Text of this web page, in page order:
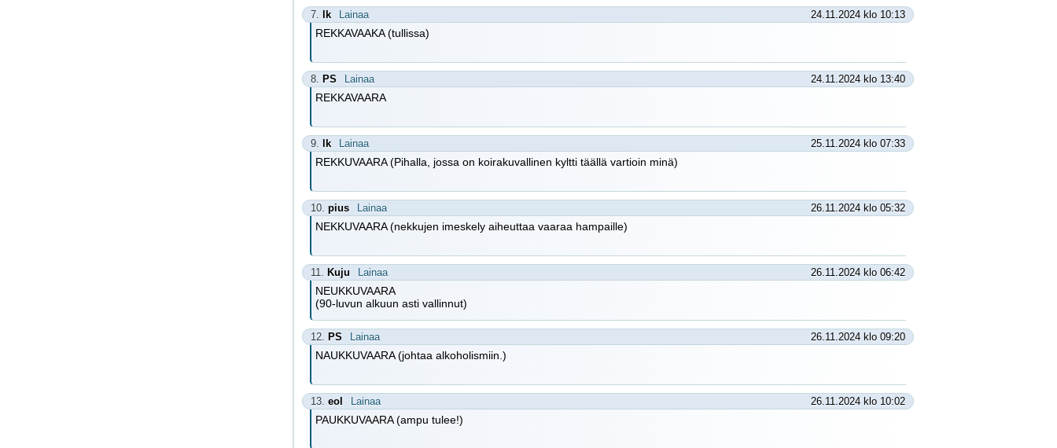
7. lk Lainaa 24.11.2024 klo 10:13
REKKAVAAKA (tullissa)
8. PS Lainaa 24.11.2024 klo 13:40
REKKAVAARA
9. lk Lainaa 25.11.2024 klo 07:33
REKKUVAARA (Pihalla, jossa on koirakuvallinen kyltti täällä vartioin minä)
10. pius Lainaa 26.11.2024 klo 05:32
NEKKUVAARA (nekkujen imeskely aiheuttaa vaaraa hampaille)
11. Kuju Lainaa 26.11.2024 klo 06:42
NEUKKUVAARA
(90-luvun alkuun asti vallinnut)
12. PS Lainaa 26.11.2024 klo 09:20
NAUKKUVAARA (johtaa alkoholismiin.)
13. eol Lainaa 26.11.2024 klo 10:02
PAUKKUVAARA (ampu tulee!)